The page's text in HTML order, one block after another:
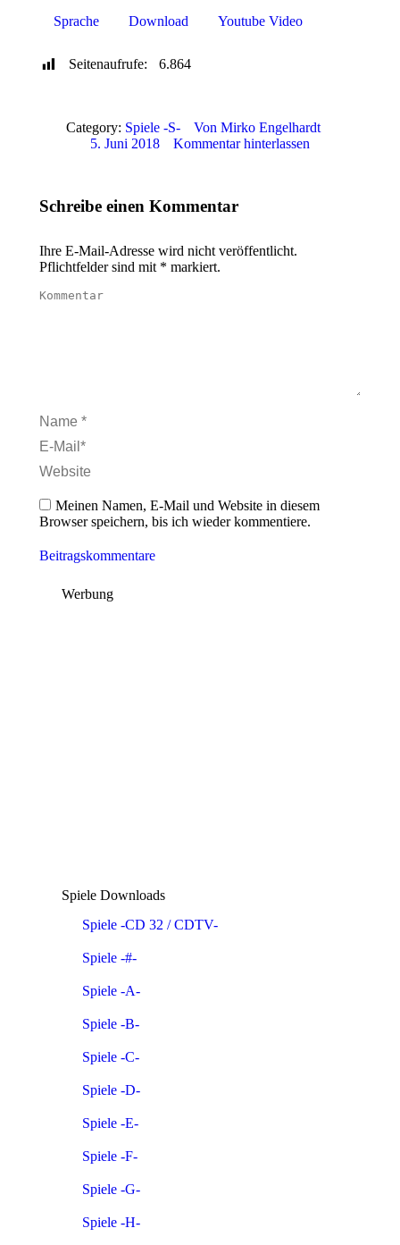
Sprache
Download Youtube Video
Seitenaufrufe: 6.864
Category: Spiele -S- Von Mirko Engelhardt
5. Juni 2018
Kommentar hinterlassen
Schreibe einen Kommentar
Ihre E-Mail-Adresse wird nicht veröffentlicht.
Pflichtfelder sind mit * markiert.
Kommentar
Name *
E-Mail *
Website
Meinen Namen, E-Mail und Website in diesem
Browser speichern, bis ich wieder kommentiere.
Beitragskommentare
Werbung
Spiele Downloads
Spiele -CD 32 / CDTV-
Spiele -#-
Spiele -A-
Spiele -B-
Spiele -C-
Spiele -D-
Spiele -E-
Spiele -F-
Spiele -G-
Spiele -H-